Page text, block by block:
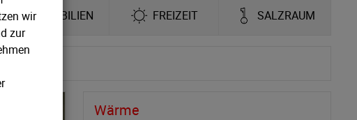
IMMOBILIEN FREIZEIT SALZRAUM
Wärme
wir
zur